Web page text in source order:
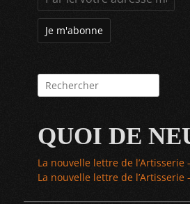
Rechercher :
QUOI DE
La nouvelle lettre de l’Artisserie
La nouvelle lettre de l’Artisserie